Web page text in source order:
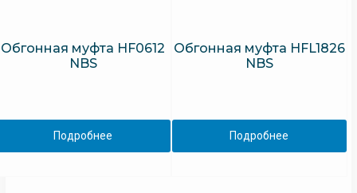
Обгонная муфта HF0612
NBS
Подробнее
Обгонная муфта HFL1826
NBS
Подробнее